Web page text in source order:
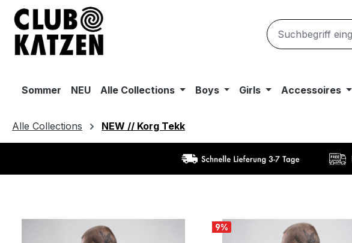
Hauptinhalt springen
Zur Suche springen
Zur Hauptnavigation springen
Sommer NEU Alle Collections Boys Girls Accessoires
Alle Collections NEW // Korg Tekk
9%